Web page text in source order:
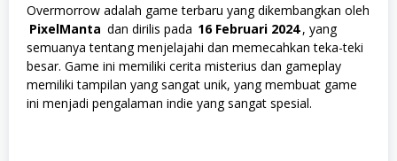
Overmorrow adalah game terbaru yang dikembangkan oleh
PixelManta dan dirilis pada 16 Februari 2024, yang
semuanya tentang menjelajahi dan memecahkan teka-teki
besar. Game ini memiliki cerita misterius dan gameplay
memiliki tampilan yang sangat unik, yang membuat game
ini menjadi pengalaman indie yang sangat spesial.